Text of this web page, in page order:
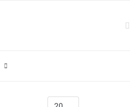
Afficher #